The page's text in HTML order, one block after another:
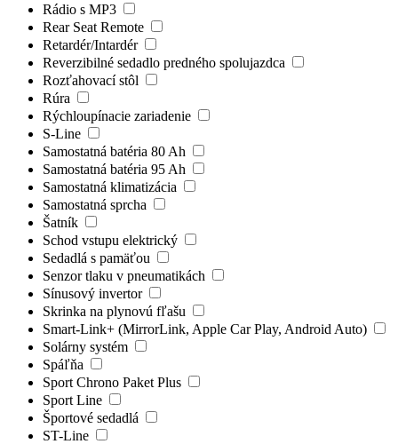
Rádio s MP3
Rear Seat Remote
Retardér/Intardér
Reverzibilné sedadlo predného spolujazdca
Rozťahovací stôl
Rúra
Rýchloupínacie zariadenie
S-Line
Samostatná batéria 80 Ah
Samostatná batéria 95 Ah
Samostatná klimatizácia
Samostatná sprcha
Šatník
Schod vstupu elektrický
Sedadlá s pamäťou
Senzor tlaku v pneumatikách
Sínusový invertor
Skrinka na plynovú fľašu
Smart-Link+ (MirrorLink, Apple Car Play, Android Auto)
Solárny systém
Spáľňa
Sport Chrono Paket Plus
Sport Line
Športové sedadlá
ST-Line